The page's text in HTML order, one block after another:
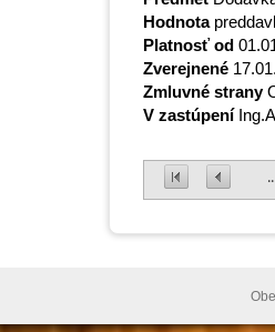
Hodnota
Platnosť od
Zverejnené
Zmluvné strany
V zastúpení